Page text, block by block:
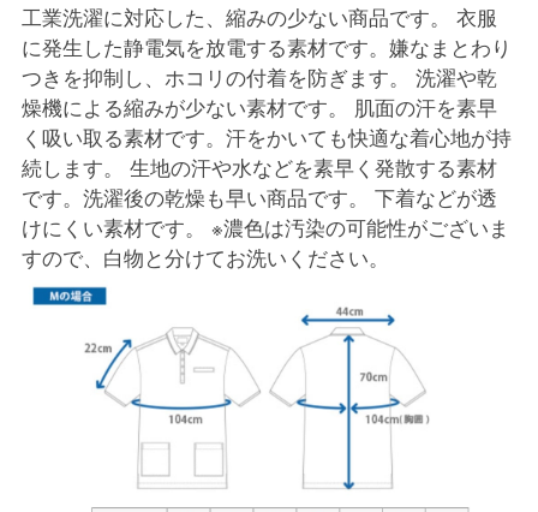
工業洗濯に対応した、縮みの少ない商品です。 衣服
に発生した静電気を放電する素材です。嫌なまとわり
つきを抑制し、ホコリの付着を防ぎます。 洗濯や乾
燥機による縮みが少ない素材です。 肌面の汗を素早
く吸い取る素材です。汗をかいても快適な着心地が持
続します。 生地の汗や水などを素早く発散する素材
です。洗濯後の乾燥も早い商品です。 下着などが透
けにくい素材です。 ※濃色は汚染の可能性がございま
すので、白物と分けてお洗いください。